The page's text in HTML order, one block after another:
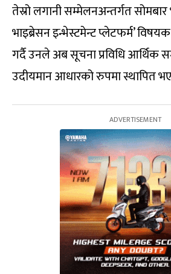
तेस्रो लगानी सम्मेलनअन्तर्गत
भाइब्रेसन इन्भेस्टमेन्ट प्लेटफर्म’
गर्दै उनले अब सूचना प्रविधि आर्थिक
उदीयमान आधारको रुपमा स्थापित